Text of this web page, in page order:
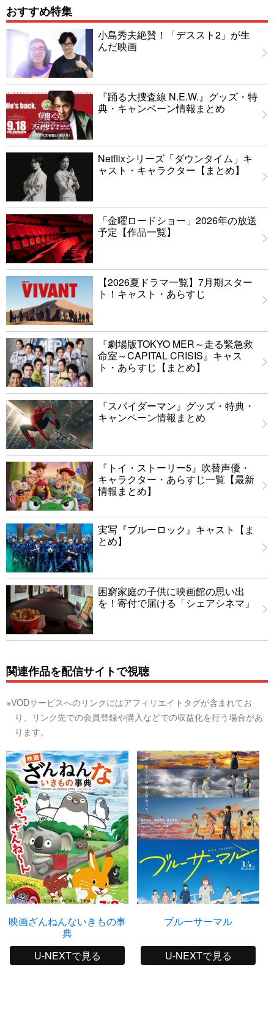
おすすめ特集
小島秀夫絶賛！「デススト2」が生
んだ映画
『踊る大捜査線 N.E.W.』グッズ・特
典・キャンペーン情報まとめ
Netflixシリーズ「ダウンタイム」キ
ャスト・キャラクター【まとめ】
「金曜ロードショー」2026年の放送
予定【作品一覧】
【2026夏ドラマ一覧】7月期スター
ト！キャスト・あらすじ
『劇場版TOKYO MER～走る緊急救
命室～CAPITAL CRISIS』キャス
ト・あらすじ【まとめ】
『スパイダーマン』グッズ・特典・
キャンペーン情報まとめ
『トイ・ストーリー5』吹替声優・
キャラクター・あらすじ一覧【最新
情報まとめ】
実写『ブルーロック』キャスト【ま
とめ】
困窮家庭の子供に映画館の思い出
を！寄付で届ける「シェアシネマ」
関連作品を配信サイトで視聴
※VODサービスへのリンクにはアフィリエイトタグが含まれてお
り、リンク先での会員登録や購入などでの収益化を行う場合があ
ります。
映画ざんねんないきもの事
典
U-NEXTで見る
ブルーサーマル
U-NEXTで見る